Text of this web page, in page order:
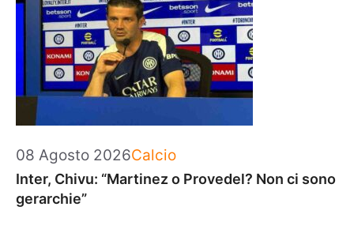
08 Agosto 2026Categorie
Calcio
Inter, Chivu: “Martinez o Provedel? Non ci sono
gerarchie”